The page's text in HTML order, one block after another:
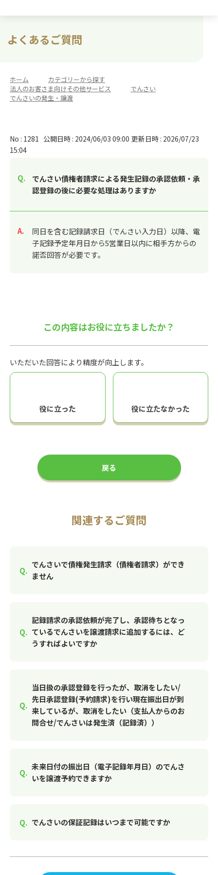
よくあるご質問
ホーム カテゴリーから探す
法人のお客さま向けその他サービス
でんさい
でんさいの発生・譲渡
No : 1281 公開日時 : 2024/06/03 09:00 更新日時 : 2026/07/23
15:04
でんさい債権者請求による発生記録の承認依頼・承
認登録の後に必要な処理はありますか
回答
同日を含む記録請求日（でんさい入力日）以降、電
子記録予定年月日から5営業日以内に相手方からの
諾否回答が必要です。
この内容はお役に立ちましたか？
いただいた回答により精度が向上します。
役に立った 役に立たなかった
戻る
関連するご質問
でんさいで債権発生請求（債権者請求）ができ
ません
記録請求の承認依頼が完了し、承認待ちとなっ
ているでんさいを譲渡請求に追加するには、ど
うすればよいですか
当日扱の承認登録を行ったが、取消をしたい/
先日承認登録(予約請求)を行い現在振出日が到
来しているが、取消をしたい（支払人からのお
問合せ/でんさいは発生済（記録済））
未来日付の振出日（電子記録年月日）のでんさ
いを譲渡予約できますか
でんさいの保証記録はいつまで可能ですか